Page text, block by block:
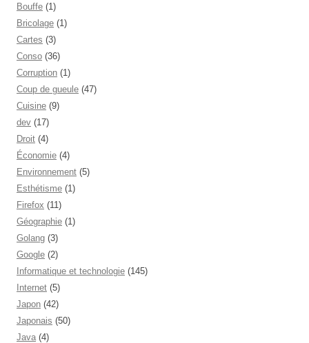
Bouffe (1)
Bricolage (1)
Cartes (3)
Conso (36)
Corruption (1)
Coup de gueule (47)
Cuisine (9)
dev (17)
Droit (4)
Économie (4)
Environnement (5)
Esthétisme (1)
Firefox (11)
Géographie (1)
Golang (3)
Google (2)
Informatique et technologie (145)
Internet (5)
Japon (42)
Japonais (50)
Java (4)